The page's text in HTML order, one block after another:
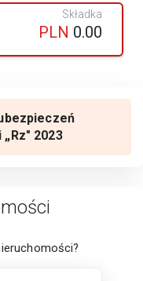
Składka
PLN 0.00
2023
?